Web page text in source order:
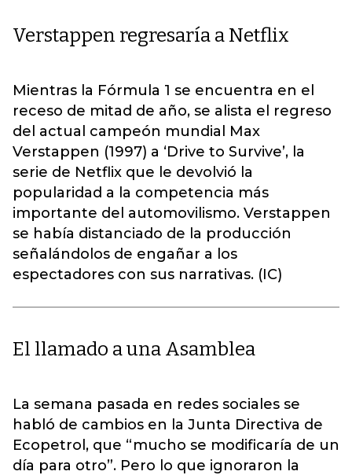
Verstappen regresaría a Netflix
Mientras la Fórmula 1 se encuentra en el
receso de mitad de año, se alista el regreso
del actual campeón mundial Max
Verstappen (1997) a ‘Drive to Survive’, la
serie de Netflix que le devolvió la
popularidad a la competencia más
importante del automovilismo. Verstappen
se había distanciado de la producción
señalándolos de engañar a los
espectadores con sus narrativas. (IC)
El llamado a una Asamblea
La semana pasada en redes sociales se
habló de cambios en la Junta Directiva de
Ecopetrol, que “mucho se modificaría de un
día para otro”. Pero lo que ignoraron la